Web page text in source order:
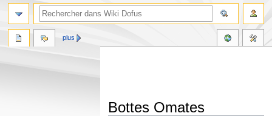
Bottes Omates
plus